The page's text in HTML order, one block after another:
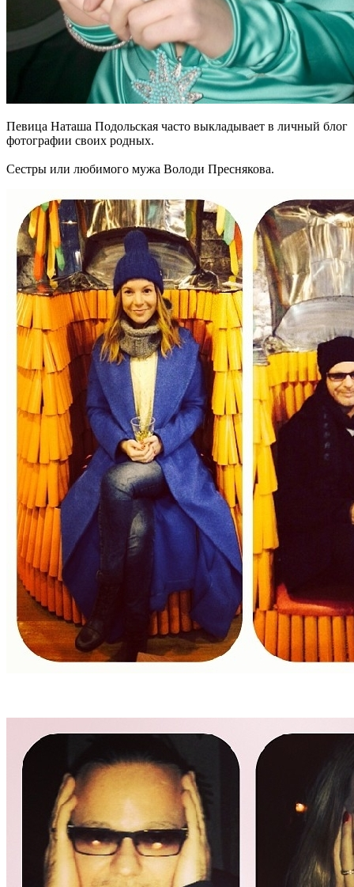
Певица Наташа Подольская часто выкладывает в личный блог
фотографии своих родных.
Сестры или любимого мужа Володи Преснякова.